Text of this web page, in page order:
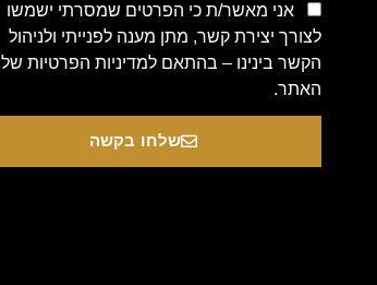
אני מאשר/ת כי הפרטים שמסרתי ישמשו
לצורך יצירת קשר, מתן מענה לפנייתי ולניהול
הקשר בינינו – בהתאם למדיניות הפרטיות של
האתר.
שלחו בקשה